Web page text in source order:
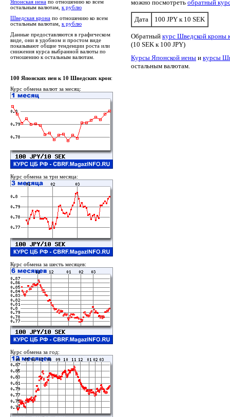
Японская иена по отношению ко всем
остальным валютам, к рублю
Шведская крона по отношению ко всем
остальным валютам, к рублю
Данные предоставляются в графическом
виде, они в удобном и простом виде
показывают общие тенденции роста или
снижения курса выбранной валюты по
отношению к остальным валютам.
можно посмотреть обратный
Дата 100 JPY к 10 SEK
Обратный курс Шведской кроны
(10 SEK к 100 JPY)
Курсы Японской иены и курсы
остальным валютам.
100 Японских иен к 10 Шведских крон:
Курс обмена валют за месяц:
Курс обмена за три месяца:
Курс обмена за шесть месяцев:
Курс обмена за год: